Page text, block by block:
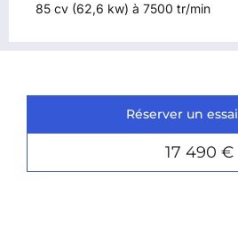
85 cv (62,6 kw) à 7500 tr/min
Réserver un essai
17 490 €